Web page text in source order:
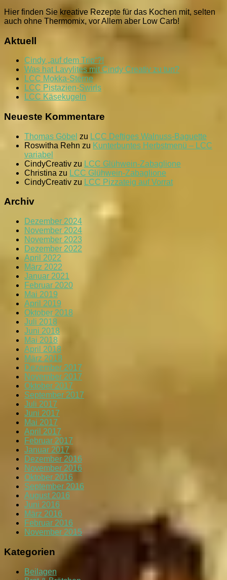
Hier finden Sie kreative Rezepte für das Kochen mit, selten
auch ohne Thermomix, vor Allem aber Low Carb!
Aktuell
Cindy „auf dem Trip“?!
Was hat Lavylites mit Cindy Creativ zu tun?
LCC Mokka-Sterne
LCC Pistazien-Swirls
LCC Käsekugeln
Neueste Kommentare
Thomas Göbel zu LCC Deftiges Walnuss-Baguette
Roswitha Rehn zu Kunterbuntes Herbstmenü – LCC
variabel
CindyCreativ zu LCC Glühwein-Zabaglione
Christina zu LCC Glühwein-Zabaglione
CindyCreativ zu LCC Pizzateig auf Vorrat
Archiv
Dezember 2024
November 2024
November 2023
Dezember 2022
April 2022
März 2022
Januar 2021
Februar 2020
Mai 2019
April 2019
Oktober 2018
Juli 2018
Juni 2018
Mai 2018
April 2018
März 2018
Dezember 2017
November 2017
Oktober 2017
September 2017
Juli 2017
Juni 2017
Mai 2017
April 2017
Februar 2017
Januar 2017
Dezember 2016
November 2016
Oktober 2016
September 2016
August 2016
Juni 2016
März 2016
Februar 2016
November 2015
Kategorien
Beilagen